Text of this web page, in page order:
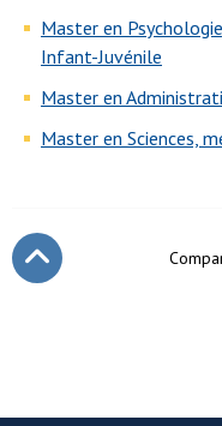
Master en
Infant-Juvénile
Master en
Master en Sciences,